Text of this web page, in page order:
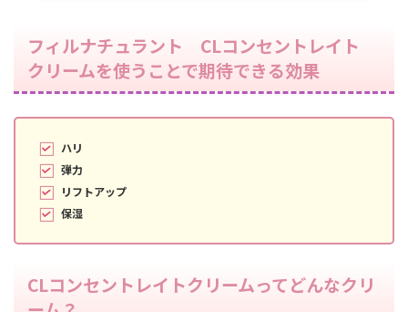
フィルナチュラント CLコンセントレイト
クリームを使うことで期待できる効果
ハリ
弾力
リフトアップ
保湿
CLコンセントレイトクリームってどんなクリ